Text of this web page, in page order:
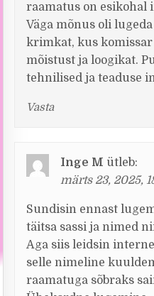
raamatus on esikohal
Väga mõnus oli
krimkat, kus komissar
mõistust ja loogikat.
tehnilised ja teaduse
Vasta
Inge M ütleb:
märts 23, 2025,
Sundisin ennast
täitsa sassi ja nimed
Aga siis leidsin
selle nimeline
raamatuga sõbraks